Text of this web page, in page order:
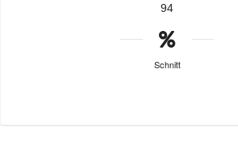
94
Schnitt